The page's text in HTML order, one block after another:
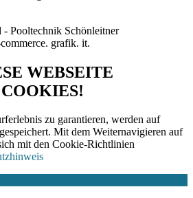
Pooltechnik Schönleitner
WEBSEITE
zu garantieren, werden auf
Mit dem Weiternavigieren auf
mit den Cookie-Richtlinien